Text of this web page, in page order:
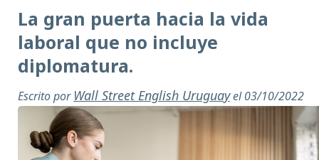
La gran puerta hacia la vida
laboral que no incluye
diplomatura.
Escrito por Wall Street English Uruguayel 03/10/2022